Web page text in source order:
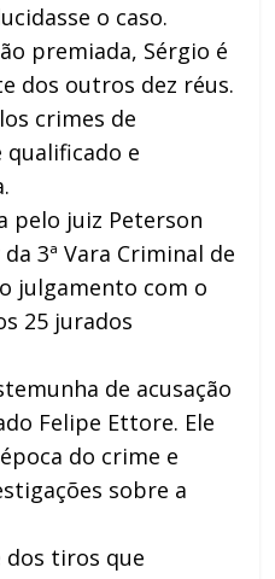
o caso.
premiada, Sérgio é
dos outros dez réus.
crimes de
e
pelo juiz Peterson
3ª Vara Criminal de
julgamento com o
25 jurados
de acusação
Felipe Ettore. Ele
do crime e
sobre a
tiros que